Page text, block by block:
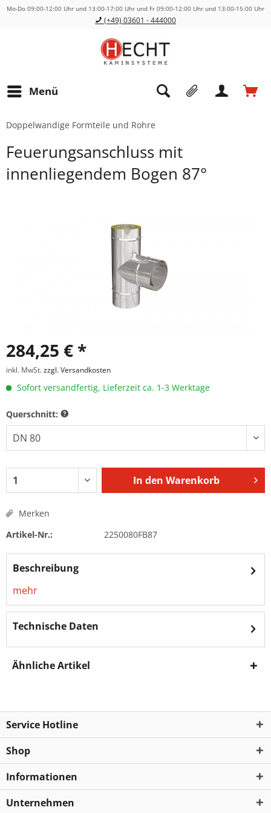
Mo-Do 09:00-12:00 Uhr und 13:00-17:00 Uhr und Fr 09:00-12:00 Uhr und 13:00-15:00 Uhr
(+49) 03601 - 444000
Menü
Doppelwandige Formteile und Rohre
Feuerungsanschluss mit
innenliegendem Bogen 87°
284,25 € *
inkl. MwSt.zzgl. Versandkosten
Sofort versandfertig, Lieferzeit ca. 1-3 Werktage
Querschnitt:
In den Warenkorb
Merken
Artikel-Nr.:
2250080FB87
Beschreibung
mehr
Technische Daten
Ähnliche Artikel
Service Hotline
Shop
Informationen
Unternehmen